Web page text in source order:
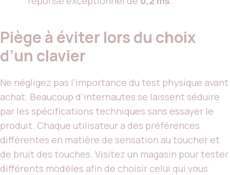
Piège à éviter lors du choix
d’un clavier
Ne négligez pas l’importance du test physique avant
achat. Beaucoup d’internautes se laissent séduire
par les spécifications techniques sans essayer le
produit. Chaque utilisateur a des préférences
différentes en matière de sensation au toucher et
de bruit des touches. Visitez un magasin pour tester
différents modèles afin de choisir celui qui vous